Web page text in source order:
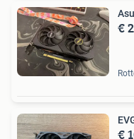
€
€